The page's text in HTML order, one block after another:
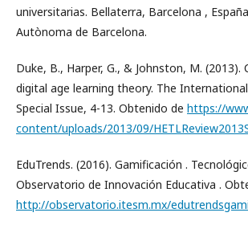
universitarias. Bellaterra, Barcelona ,
Autònoma de Barcelona.
Duke, B., Harper, G., & Johnston, M. (2013).
digital age learning theory. The International
Special Issue, 4-13. Obtenido de https://
content/uploads/2013/09/
EduTrends. (2016). Gamificación .
Observatorio de Innovación Educativa .
http://observatorio.itesm.mx/